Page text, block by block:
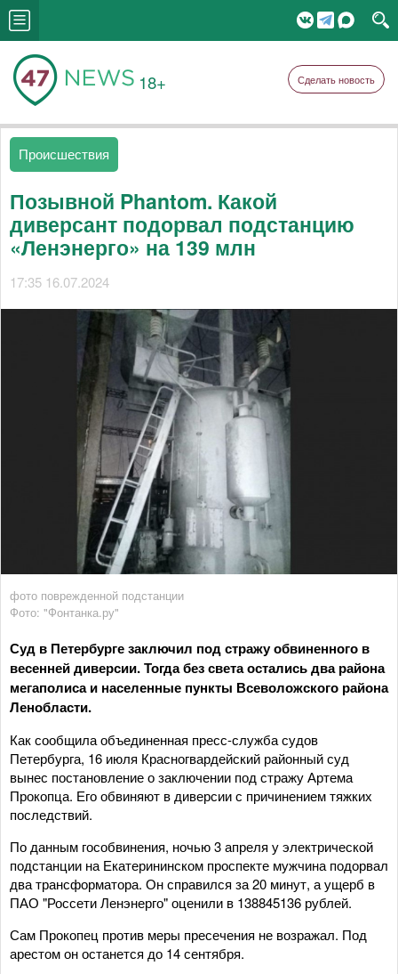
18+ Сделать новость
Происшествия
Позывной Phantom. Какой
диверсант подорвал подстанцию
«Ленэнерго» на 139 млн
17:35 16.07.2024
фото поврежденной подстанции
Фото: "Фонтанка.ру"
Суд в Петербурге заключил под стражу обвиненного в
весенней диверсии. Тогда без света остались два района
мегаполиса и населенные пункты Всеволожского района
Ленобласти.
Как сообщила объединенная пресс-служба судов
Петербурга, 16 июля Красногвардейский районный суд
вынес постановление о заключении под стражу Артема
Прокопца. Его обвиняют в диверсии с причинением тяжких
последствий.
По данным гособвинения, ночью 3 апреля у электрической
подстанции на Екатерининском проспекте мужчина подорвал
два трансформатора. Он справился за 20 минут, а ущерб в
ПАО "Россети Ленэнерго" оценили в 138845136 рублей.
Сам Прокопец против меры пресечения не возражал. Под
арестом он останется до 14 сентября.